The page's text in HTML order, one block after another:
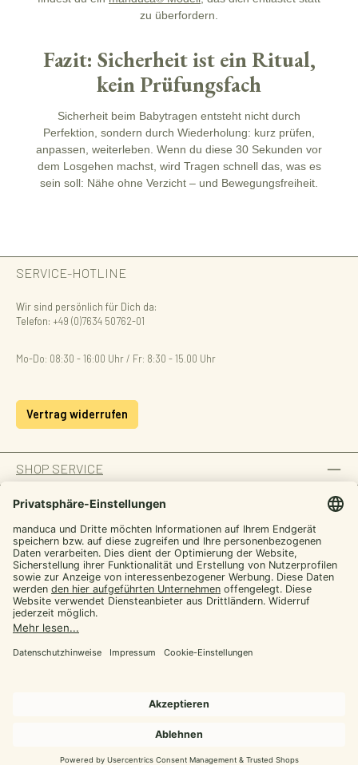
zu überfordern.
Fazit: Sicherheit ist ein Ritual,
kein Prüfungsfach
Sicherheit beim Babytragen entsteht nicht durch
Perfektion, sondern durch Wiederholung: kurz prüfen,
anpassen, weiterleben. Wenn du diese 30 Sekunden vor
dem Losgehen machst, wird Tragen schnell das, was es
sein soll: Nähe ohne Verzicht – und Bewegungsfreiheit.
SERVICE-HOTLINE
Wir sind persönlich für Dich da:
Telefon: +49 (0)7634 50762-01
Mo-Do: 08:30 - 16:00 Uhr / Fr: 8:30 - 15.00 Uhr
Vertrag widerrufen
SHOP SERVICE
INFORMATION
ZAHLUNGSARTEN
SICHER EINKAUFEN
UNSERE COMMUNITIES
Alle Preise inkl. gesetzl. Mehrwertsteuer zzgl.
Nachnahmegebühren, wenn nicht anders angegeben.